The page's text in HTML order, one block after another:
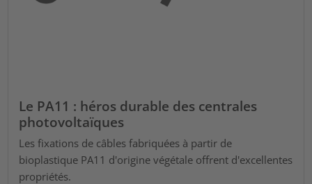
Le PA11 : héros durable des centrales
photovoltaïques
Les fixations de câbles fabriquées à partir de
bioplastique PA11 d'origine végétale offrent d'excellentes
propriétés.